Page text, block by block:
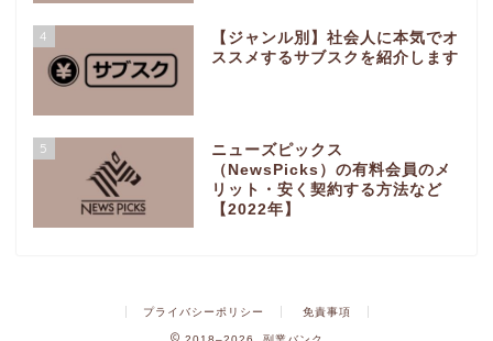
4
【ジャンル別】社会人に本気でオ
ススメするサブスクを紹介します
5
ニューズピックス
（NewsPicks）の有料会員のメ
リット・安く契約する方法など
【2022年】
プライバシーポリシー 免責事項